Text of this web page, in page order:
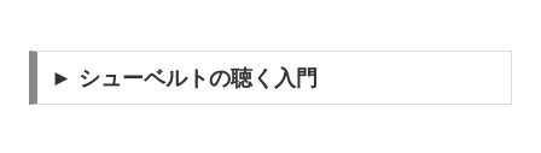
► シューベルトの聴く入門